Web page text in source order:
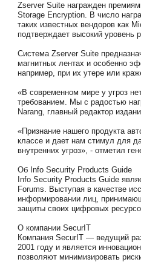
Zserver Suite награжден
Storage Encryption. В число
таких известных вендоров как
подтверждает высокий уровень
Система Zserver Suite
магнитных лентах и особенно
например, при их утере или
«В современном мире у угроз
требованием. Мы с радостью
Narang, главный редактор
«Признание нашего продукта
классе и дает нам стимул для
внутренних угроз», - отметил
Об Info Security Products Guide
Info Security Products Guide
Forums. Выступая в качестве
информировании лиц,
защиты своих цифровых
О компании SecurIT
Компания SecurIT — ведущий
2001 году и является
позволяют минимизировать